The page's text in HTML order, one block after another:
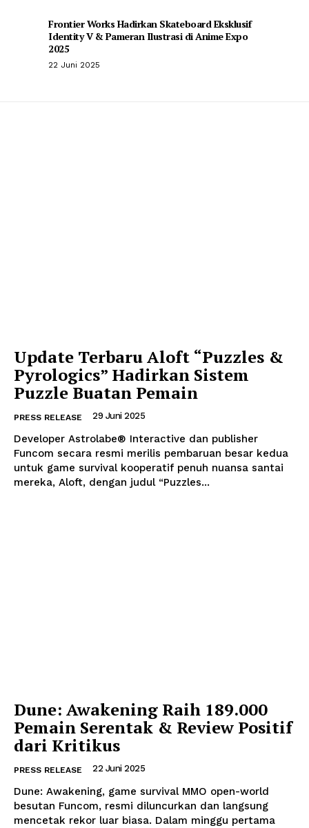
Frontier Works Hadirkan Skateboard Eksklusif
Identity V & Pameran Ilustrasi di Anime Expo
2025
22 Juni 2025
Update Terbaru Aloft “Puzzles &
Pyrologics” Hadirkan Sistem
Puzzle Buatan Pemain
PRESS RELEASE 29 Juni 2025
Developer Astrolabe® Interactive dan publisher
Funcom secara resmi merilis pembaruan besar kedua
untuk game survival kooperatif penuh nuansa santai
mereka, Aloft, dengan judul “Puzzles...
Dune: Awakening Raih 189.000
Pemain Serentak & Review Positif
dari Kritikus
PRESS RELEASE 22 Juni 2025
Dune: Awakening, game survival MMO open-world
besutan Funcom, resmi diluncurkan dan langsung
mencetak rekor luar biasa. Dalam minggu pertama